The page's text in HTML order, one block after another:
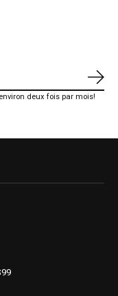
deux fois par mois!